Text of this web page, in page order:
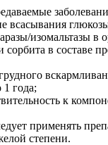
всасывания
изомальтазы в
в составе
1 года;
к
применять
степени.